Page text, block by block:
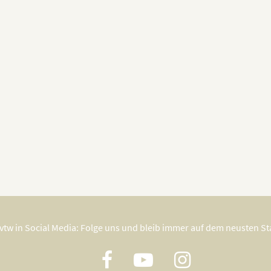
in Social Media: Folge uns und bleib immer auf dem neusten